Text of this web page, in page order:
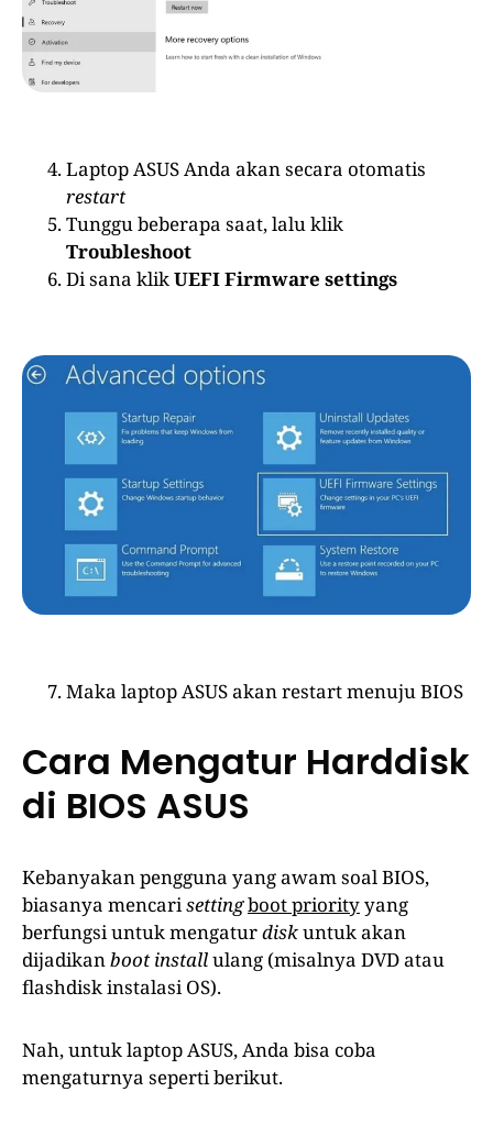
Laptop ASUS Anda akan secara otomatis
restart
Tunggu beberapa saat, lalu klik
Troubleshoot
Di sana klikUEFI Firmware settings
Maka laptop ASUS akan restart menuju BIOS
Cara Mengatur Harddisk
di BIOS ASUS
Kebanyakan pengguna yang awam soal BIOS,
biasanya mencarisettingboot priorityyang
berfungsi untuk mengaturdiskuntuk akan
dijadikanboot installulang (misalnya DVD atau
flashdisk instalasi OS).
Nah, untuk laptop ASUS, Anda bisa coba
mengaturnya seperti berikut.